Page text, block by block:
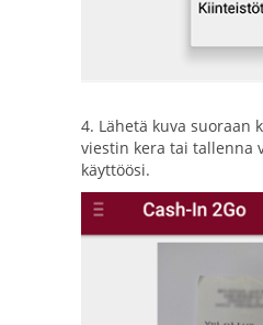
4. Lähetä kuva suoraan
viestin kera tai tallenna
käyttöösi.